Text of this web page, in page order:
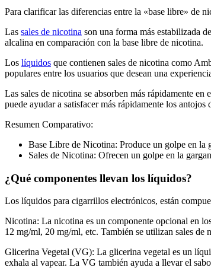
Para clarificar las diferencias entre la «base libre» de
Las sales de nicotina son una forma más estabilizada
alcalina en comparación con la base libre de nicotina.
Los líquidos que contienen sales de nicotina como
populares entre los usuarios que desean una
Las sales de nicotina se absorben más rápidamente
puede ayudar a satisfacer más rápidamente los antojos
Resumen Comparativo:
Base Libre de Nicotina: Produce un golpe en la
Sales de Nicotina: Ofrecen un golpe en la
¿Qué componentes llevan los líquidos?
Los líquidos para cigarrillos electrónicos, están
Nicotina: La nicotina es un componente opcional en
12 mg/ml, 20 mg/ml, etc. También se utilizan sales
Glicerina Vegetal (VG): La glicerina vegetal es un
exhala al vapear. La VG también ayuda a llevar el